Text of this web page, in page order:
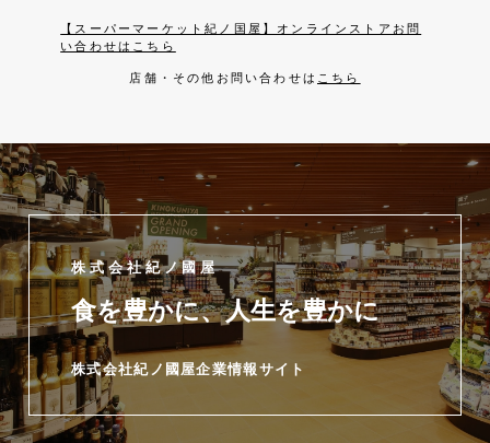
【スーパーマーケット紀ノ国屋】オンラインストアお問
い合わせはこちら
店舗・その他お問い合わせは こちら
株式会社紀ノ國屋
食を豊かに、人生を豊かに
株式会社紀ノ國屋企業情報サイト